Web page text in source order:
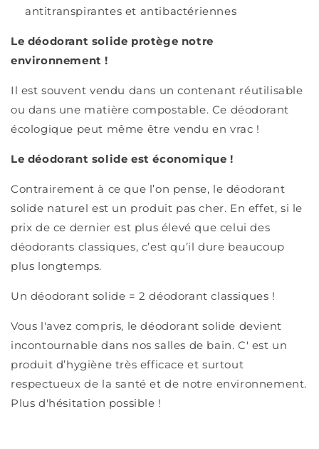
antitranspirantes et antibactériennes
Le déodorant solide protège notre
environnement !
Il est souvent vendu dans un contenant réutilisable
ou dans une matière compostable. Ce déodorant
écologique peut même être vendu en vrac !
Le déodorant solide est économique !
Contrairement à ce que l’on pense, le déodorant
solide naturel est un produit pas cher. En effet, si le
prix de ce dernier est plus élevé que celui des
déodorants classiques, c’est qu’il dure beaucoup
plus longtemps.
Un déodorant solide = 2 déodorant classiques !
Vous l'avez compris, le déodorant solide devient
incontournable dans nos salles de bain. C' est un
produit d’hygiène très efficace et surtout
respectueux de la santé et de notre environnement.
Plus d'hésitation possible !